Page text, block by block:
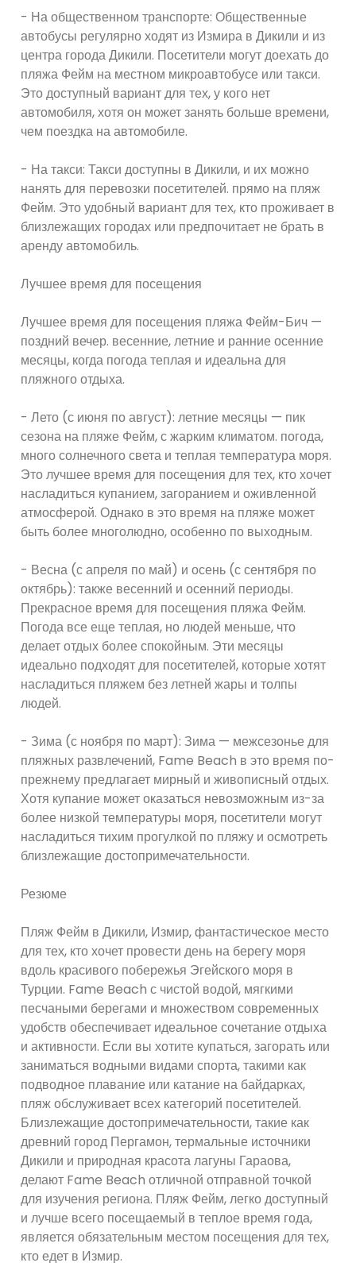
- На общественном транспорте: Общественные
автобусы регулярно ходят из Измира в Дикили и из
центра города Дикили. Посетители могут доехать до
пляжа Фейм на местном микроавтобусе или такси.
Это доступный вариант для тех, у кого нет
автомобиля, хотя он может занять больше времени,
чем поездка на автомобиле.
- На такси: Такси доступны в Дикили, и их можно
нанять для перевозки посетителей. прямо на пляж
Фейм. Это удобный вариант для тех, кто проживает в
близлежащих городах или предпочитает не брать в
аренду автомобиль.
Лучшее время для посещения
Лучшее время для посещения пляжа Фейм-Бич —
поздний вечер. весенние, летние и ранние осенние
месяцы, когда погода теплая и идеальна для
пляжного отдыха.
- Лето (с июня по август): летние месяцы — пик
сезона на пляже Фейм, с жарким климатом. погода,
много солнечного света и теплая температура моря.
Это лучшее время для посещения для тех, кто хочет
насладиться купанием, загоранием и оживленной
атмосферой. Однако в это время на пляже может
быть более многолюдно, особенно по выходным.
- Весна (с апреля по май) и осень (с сентября по
октябрь): также весенний и осенний периоды.
Прекрасное время для посещения пляжа Фейм.
Погода все еще теплая, но людей меньше, что
делает отдых более спокойным. Эти месяцы
идеально подходят для посетителей, которые хотят
насладиться пляжем без летней жары и толпы
людей.
- Зима (с ноября по март): Зима — межсезонье для
пляжных развлечений, Fame Beach в это время по-
прежнему предлагает мирный и живописный отдых.
Хотя купание может оказаться невозможным из-за
более низкой температуры моря, посетители могут
насладиться тихим прогулкой по пляжу и осмотреть
близлежащие достопримечательности.
Резюме
Пляж Фейм в Дикили, Измир, фантастическое место
для тех, кто хочет провести день на берегу моря
вдоль красивого побережья Эгейского моря в
Турции. Fame Beach с чистой водой, мягкими
песчаными берегами и множеством современных
удобств обеспечивает идеальное сочетание отдыха
и активности. Если вы хотите купаться, загорать или
заниматься водными видами спорта, такими как
подводное плавание или катание на байдарках,
пляж обслуживает всех категорий посетителей.
Близлежащие достопримечательности, такие как
древний город Пергамон, термальные источники
Дикили и природная красота лагуны Гараова,
делают Fame Beach отличной отправной точкой
для изучения региона. Пляж Фейм, легко доступный
и лучше всего посещаемый в теплое время года,
является обязательным местом посещения для тех,
кто едет в Измир.